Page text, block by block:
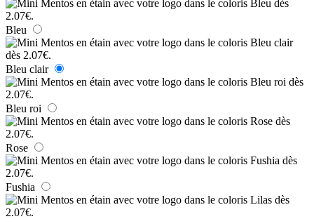
Bleu
Bleu clair
Bleu roi
Rose
Fushia